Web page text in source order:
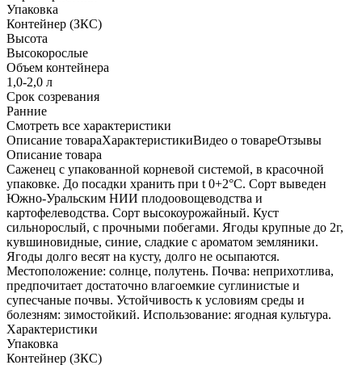
Упаковка
Контейнер (ЗКС)
Высота
Высокорослые
Объем контейнера
1,0-2,0 л
Срок созревания
Ранние
Cмотреть все характеристики
Описание товараХарактеристикиВидео о товареОтзывы
Описание товара
Саженец с упакованной корневой системой, в красочной
упаковке. До посадки хранить при t 0+2°С. Сорт выведен
Южно-Уральским НИИ плодоовощеводства и
картофелеводства. Сорт высокоурожайный. Куст
сильнорослый, с прочными побегами. Ягоды крупные до 2г,
кувшиновидные, синие, сладкие с ароматом земляники.
Ягоды долго весят на кусту, долго не осыпаются.
Местоположение: солнце, полутень. Почва: неприхотлива,
предпочитает достаточно влагоемкие суглинистые и
супесчаные почвы. Устойчивость к условиям среды и
болезням: зимостойкий. Использование: ягодная культура.
Характеристики
Упаковка
Контейнер (ЗКС)